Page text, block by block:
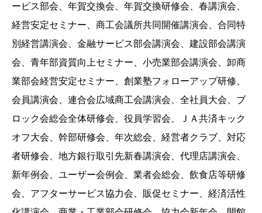
ービス部会、年賀交換会、年賀交換研修会、春講演会、
経営安定セミナー、商工会議所共同開催講演会、合同特
別経営講演会、金融サービス部会講演会、建設部会講演
会、青年部資質向上セミナー、小売業部会講演会、卸商
業部会経営安定セミナー、創業塾フォローアップ研修、
会員講演会、連合会広域商工会講演会、全社員大会、ブ
ロック会総会全体研修会、役員学習会、ＪＡ共済キック
オフ大会、幹部研修会、年次総会、経営者クラブ、対応
者研修会、地方銀行取引先新春講演会、代理店講演会、
新年例会、ユーザー会例会、業者会総会、飲食店等研修
会、アフターサービス協力会、販促セミナー、経済活性